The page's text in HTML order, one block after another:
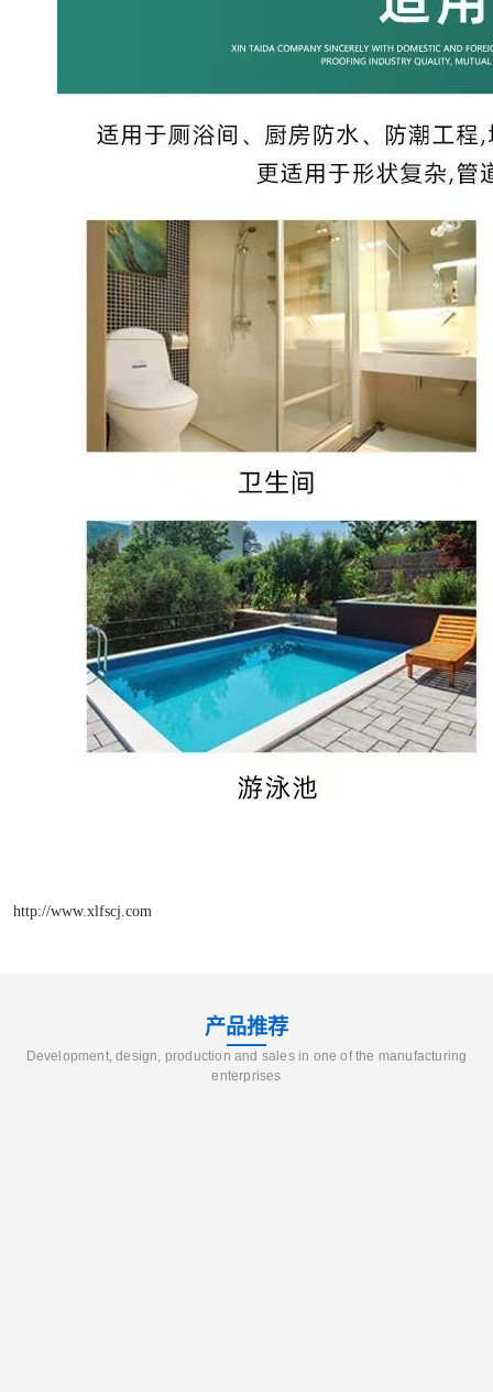
http://www.xlfscj.com
产品推荐
Development, design, production and sales in one of the manufacturing
enterprises